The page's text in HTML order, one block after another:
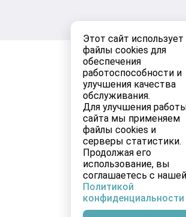
Этот сайт использует
файлы cookies для
обеспечения
работоспособности и
улучшения качества
обслуживания.
Для улучшения
сайта мы применяем
файлы cookies и
серверы статистики.
Продолжая его
использование, вы
соглашаетесь с нашей
Политикой
конфиденциальности